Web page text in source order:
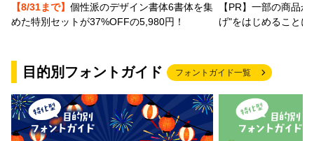
【8/31まで】 個性派のデザイン書体6書体を集
めた特別セットが37%OFFの5,980円！
【PR】一部の商品
げ"をはじめること
目的別フォントガイド フォントガイド一覧